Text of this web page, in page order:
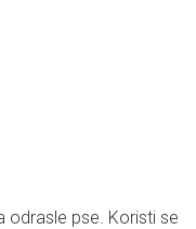
odrasle pse. Koristi se